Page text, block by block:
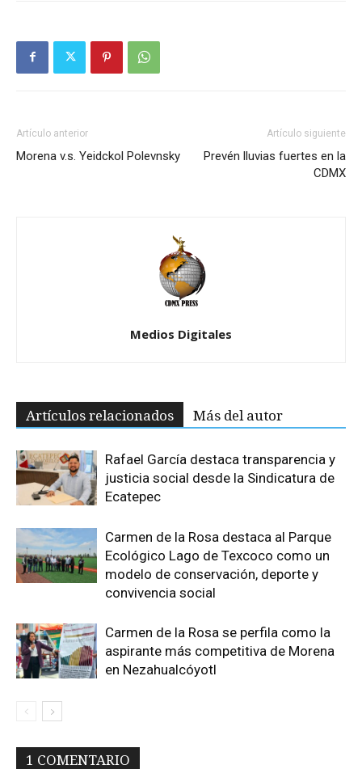
Artículo anterior
Morena v.s. Yeidckol Polevnsky
Artículo siguiente
Prevén lluvias fuertes en la
CDMX
Medios Digitales
Artículos relacionados Más del autor
Rafael García destaca transparencia y
justicia social desde la Sindicatura de
Ecatepec
Carmen de la Rosa destaca al Parque
Ecológico Lago de Texcoco como un
modelo de conservación, deporte y
convivencia social
Carmen de la Rosa se perfila como la
aspirante más competitiva de Morena
en Nezahualcóyotl
1 COMENTARIO